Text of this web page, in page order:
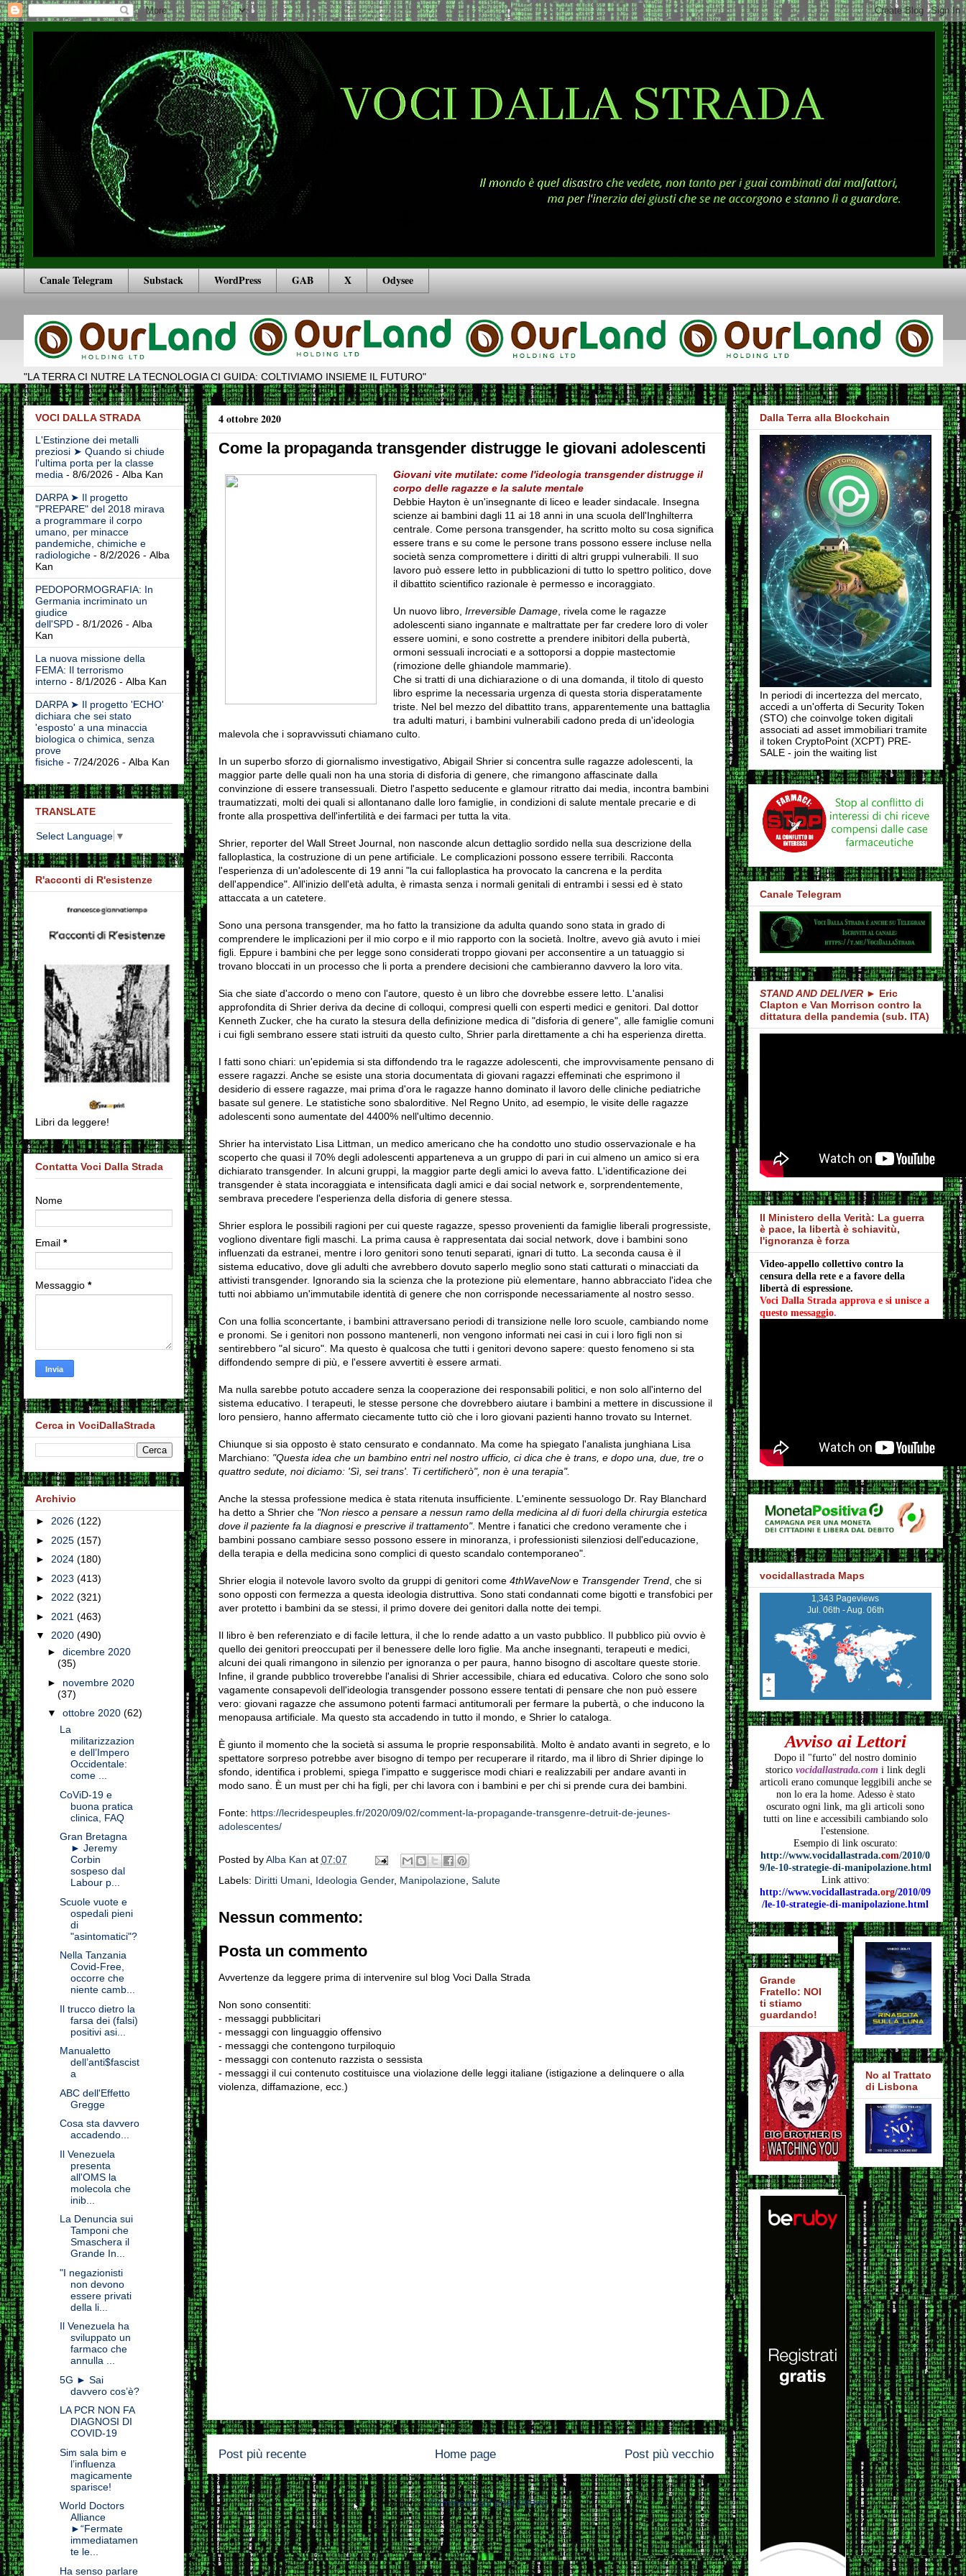
Canale Telegram Substack WordPress GAB X Odysee
"LA TERRA CI NUTRE LA TECNOLOGIA CI GUIDA: COLTIVIAMO INSIEME IL FUTURO"
4 ottobre 2020
Come la propaganda transgender distrugge le giovani adolescenti
Giovani vite mutilate: come l'ideologia transgender distrugge il
corpo delle ragazze e la salute mentale
Debbie Hayton è un'insegnante di liceo e leader sindacale. Insegna
scienze ai bambini dagli 11 ai 18 anni in una scuola dell'Inghilterra
centrale. Come persona transgender, ha scritto molto su cosa significa
essere trans e su come le persone trans possono essere incluse nella
società senza compromettere i diritti di altri gruppi vulnerabili. Il suo
lavoro può essere letto in pubblicazioni di tutto lo spettro politico, dove
il dibattito scientifico razionale è permesso e incoraggiato.
Un nuovo libro, Irreversible Damage, rivela come le ragazze
adolescenti siano ingannate e maltrattate per far credere loro di voler
essere uomini, e sono costrette a prendere inibitori della pubertà,
ormoni sessuali incrociati e a sottoporsi a doppie mastectomie
(rimozione delle ghiandole mammarie).
Che si tratti di una dichiarazione o di una domanda, il titolo di questo
libro esprime la necessaria urgenza di questa storia disperatamente
triste. Nel bel mezzo del dibattito trans, apparentemente una battaglia
tra adulti maturi, i bambini vulnerabili cadono preda di un'ideologia
malevola che i sopravvissuti chiamano culto.
In un superbo sforzo di giornalismo investigativo, Abigail Shrier si concentra sulle ragazze adolescenti, la
maggior parte delle quali non ha una storia di disforia di genere, che rimangono affascinate dalla
convinzione di essere transessuali. Dietro l'aspetto seducente e glamour ritratto dai media, incontra bambini
traumatizzati, molti dei quali si allontanano dalle loro famiglie, in condizioni di salute mentale precarie e di
fronte alla prospettiva dell'infertilità e dei farmaci per tutta la vita.
Shrier, reporter del Wall Street Journal, non nasconde alcun dettaglio sordido nella sua descrizione della
falloplastica, la costruzione di un pene artificiale. Le complicazioni possono essere terribili. Racconta
l'esperienza di un'adolescente di 19 anni "la cui falloplastica ha provocato la cancrena e la perdita
dell'appendice". All'inizio dell'età adulta, è rimasta senza i normali genitali di entrambi i sessi ed è stato
attaccata a un catetere.
Sono una persona transgender, ma ho fatto la transizione da adulta quando sono stata in grado di
comprendere le implicazioni per il mio corpo e il mio rapporto con la società. Inoltre, avevo già avuto i miei
figli. Eppure i bambini che per legge sono considerati troppo giovani per acconsentire a un tatuaggio si
trovano bloccati in un processo che li porta a prendere decisioni che cambieranno davvero la loro vita.
Sia che siate d'accordo o meno con l'autore, questo è un libro che dovrebbe essere letto. L'analisi
approfondita di Shrier deriva da decine di colloqui, compresi quelli con esperti medici e genitori. Dal dottor
Kenneth Zucker, che ha curato la stesura della definizione medica di "disforia di genere", alle famiglie comuni
i cui figli sembrano essere stati istruiti da questo culto, Shrier parla direttamente a chi ha esperienza diretta.
I fatti sono chiari: un'epidemia si sta diffondendo tra le ragazze adolescenti, che improvvisamente pensano di
essere ragazzi. Anche se esiste una storia documentata di giovani ragazzi effeminati che esprimono il
desiderio di essere ragazze, mai prima d'ora le ragazze hanno dominato il lavoro delle cliniche pediatriche
basate sul genere. Le statistiche sono sbalorditive. Nel Regno Unito, ad esempio, le visite delle ragazze
adolescenti sono aumentate del 4400% nell'ultimo decennio.
Shrier ha intervistato Lisa Littman, un medico americano che ha condotto uno studio osservazionale e ha
scoperto che quasi il 70% degli adolescenti apparteneva a un gruppo di pari in cui almeno un amico si era
dichiarato transgender. In alcuni gruppi, la maggior parte degli amici lo aveva fatto. L'identificazione dei
transgender è stata incoraggiata e intensificata dagli amici e dai social network e, sorprendentemente,
sembrava precedere l'esperienza della disforia di genere stessa.
Shrier esplora le possibili ragioni per cui queste ragazze, spesso provenienti da famiglie liberali progressiste,
vogliono diventare figli maschi. La prima causa è rappresentata dai social network, dove i bambini sono
influenzati da estranei, mentre i loro genitori sono tenuti separati, ignari di tutto. La seconda causa è il
sistema educativo, dove gli adulti che avrebbero dovuto saperlo meglio sono stati catturati o minacciati da
attivisti transgender. Ignorando sia la scienza che la protezione più elementare, hanno abbracciato l'idea che
tutti noi abbiamo un'immutabile identità di genere che non corrisponde necessariamente al nostro sesso.
Con una follia sconcertante, i bambini attraversano periodi di transizione nelle loro scuole, cambiando nome
e pronomi. Se i genitori non possono mantenerli, non vengono informati nei casi in cui i loro figli non si
sentirebbero "al sicuro". Ma questo è qualcosa che tutti i genitori devono sapere: questo fenomeno si sta
diffondendo sempre di più, e l'essere avvertiti è essere armati.
Ma nulla sarebbe potuto accadere senza la cooperazione dei responsabili politici, e non solo all'interno del
sistema educativo. I terapeuti, le stesse persone che dovrebbero aiutare i bambini a mettere in discussione il
loro pensiero, hanno affermato ciecamente tutto ciò che i loro giovani pazienti hanno trovato su Internet.
Chiunque si sia opposto è stato censurato e condannato. Ma come ha spiegato l'analista junghiana Lisa
Marchiano: "Questa idea che un bambino entri nel nostro ufficio, ci dica che è trans, e dopo una, due, tre o
quattro sedute, noi diciamo: 'Sì, sei trans'. Ti certificherò", non è una terapia".
Anche la stessa professione medica è stata ritenuta insufficiente. L'eminente sessuologo Dr. Ray Blanchard
ha detto a Shrier che "Non riesco a pensare a nessun ramo della medicina al di fuori della chirurgia estetica
dove il paziente fa la diagnosi e prescrive il trattamento". Mentre i fanatici che credono veramente che i
bambini possano cambiare sesso possono essere in minoranza, i professionisti silenziosi dell'educazione,
della terapia e della medicina sono complici di questo scandalo contemporaneo".
Shrier elogia il notevole lavoro svolto da gruppi di genitori come 4thWaveNowe Transgender Trend, che si
sono opposti con fermezza a questa ideologia distruttiva. Sono stati condannati come bigotti e transfobici per
aver protetto i bambini da se stessi, il primo dovere dei genitori dalla notte dei tempi.
Il libro è ben referenziato e di facile lettura, il che lo rende adatto a un vasto pubblico. Il pubblico più ovvio è
quello dei genitori preoccupati per il benessere delle loro figlie. Ma anche insegnanti, terapeuti e medici,
alcuni dei quali rimangono in silenzio per ignoranza o per paura, hanno bisogno di ascoltare queste storie.
Infine, il grande pubblico troverebbe l'analisi di Shrier accessibile, chiara ed educativa. Coloro che sono solo
vagamente consapevoli dell'ideologia transgender possono essere tentati di pensare che non può essere
vero: giovani ragazze che assumono potenti farmaci antitumorali per fermare la pubertà, o che inducono la
menopausa artificiale. Ma questo sta accadendo in tutto il mondo, e Shrier lo cataloga.
È giunto il momento che la società si assuma le proprie responsabilità. Molto è andato avanti in segreto, e lo
spettatore sorpreso potrebbe aver bisogno di tempo per recuperare il ritardo, ma il libro di Shrier dipinge lo
sfondo, identifica i problemi, spiega l'impatto e suggerisce modi chiari e realizzabili per andare avanti in
modo sano. È un must per chi ha figli, per chi lavora con i bambini e per chi si prende cura dei bambini.
Fonte: https://lecridespeuples.fr/2020/09/02/comment-la-propagande-transgenre-detruit-de-jeunes-
adolescentes/
Posted byAlba Kan at 07:07
Labels: Diritti Umani, Ideologia Gender, Manipolazione, Salute
Nessun commento:
Posta un commento
Avvertenze da leggere prima di intervenire sul blog Voci Dalla Strada
Non sono consentiti:
- messaggi pubblicitari
- messaggi con linguaggio offensivo
- messaggi che contengono turpiloquio
- messaggi con contenuto razzista o sessista
- messaggi il cui contenuto costituisce una violazione delle leggi italiane (istigazione a delinquere o alla
violenza, diffamazione, ecc.)
Post più recente Post più vecchio
Home page
Iscriviti a:Commenti sul post (Atom)
VOCI DALLA STRADA
L'Estinzione dei metalli
preziosi ➤ Quando si chiude
l'ultima porta per la classe
media - 8/6/2026- Alba Kan
DARPA ➤ Il progetto
"PREPARE" del 2018 mirava
a programmare il corpo
umano, per minacce
pandemiche, chimiche e
radiologiche- 8/2/2026- Alba
Kan
PEDOPORMOGRAFIA: In
Germania incriminato un
giudice
dell'SPD- 8/1/2026- Alba
Kan
La nuova missione della
FEMA: Il terrorismo
interno- 8/1/2026- Alba Kan
DARPA ➤ Il progetto 'ECHO'
dichiara che sei stato
'esposto' a una minaccia
biologica o chimica, senza
prove
fisiche- 7/24/2026- Alba Kan
TRANSLATE
Select Language ▼
R'acconti di R'esistenze
Libri da leggere!
Contatta Voci Dalla Strada
Nome
Email *
Messaggio *
Cerca in VociDallaStrada
Archivio
► 2026 (122)
► 2025 (157)
► 2024 (180)
► 2023 (413)
► 2022 (321)
► 2021 (463)
▼ 2020 (490)
►dicembre 2020
(35)
► novembre 2020
(37)
▼ottobre 2020(62)
La
militarizzazion
e dell’Impero
Occidentale:
come ...
CoViD-19 e
buona pratica
clinica, FAQ
Gran Bretagna
► Jeremy
Corbin
sospeso dal
Labour p...
Scuole vuote e
ospedali pieni
di
"asintomatici"?
Nella Tanzania
Covid-Free,
occorre che
niente camb...
Il trucco dietro la
farsa dei (falsi)
positivi asi...
Manualetto
dell’anti$fascist
a
ABC dell'Effetto
Gregge
Cosa sta davvero
accadendo...
Il Venezuela
presenta
all'OMS la
molecola che
inib...
La Denuncia sui
Tamponi che
Smaschera il
Grande In...
"I negazionisti
non devono
essere privati
della li...
Il Venezuela ha
sviluppato un
farmaco che
annulla ...
5G ► Sai
davvero cos’è?
LA PCR NON FA
DIAGNOSI DI
COVID-19
Sim sala bim e
l’influenza
magicamente
sparisce!
World Doctors
Alliance
►“Fermate
immediatamen
te le...
Ha senso parlare
Dalla Terra alla Blockchain
In periodi di incertezza del mercato,
accedi a un'offerta di Security Token
(STO) che coinvolge token digitali
associati ad asset immobiliari tramite
il token CryptoPoint (XCPT) PRE-
SALE - join the waiting list
Canale Telegram
STAND AND DELIVER► Eric
Clapton e Van Morrison contro la
dittatura della pandemia (sub. ITA)
Il Ministero della Verità: La guerra
è pace, la libertà è schiavitù,
l'ignoranza è forza
Video-appello collettivo contro la
censura della rete e a favore della
libertà di espressione.
Voci Dalla Strada approva e si unisce a
questo messaggio.
vocidallastrada Maps
1,343 Pageviews
Jul. 06th - Aug. 06th
Avviso ai Lettori
Dopo il "furto" del nostro dominio
storico vocidallastrada.comi link degli
articoli erano comunque leggibili anche se
non lo era la home. Adesso è stato
oscurato ogni link, ma gli articoli sono
tutti on line e accessibili cambiando solo
l'estensione.
Esempio di link oscurato:
http://www.vocidallastrada.com/2010/0
9/le-10-strategie-di-manipolazione.html
Link attivo:
http://www.vocidallastrada.org/2010/09
/le-10-strategie-di-manipolazione.html
Grande
Fratello: NOI
ti stiamo
guardando!
No al Trattato
di Lisbona